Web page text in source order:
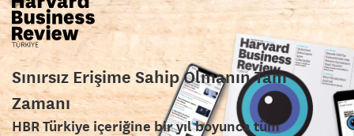
Sınırsız Erişime Sahip Olmanın Tam
Zamanı
HBR Türkiye içeriğine bir yıl boyunca tüm